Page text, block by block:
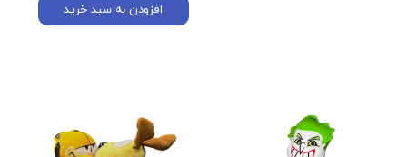
افزودن به سبد خرید